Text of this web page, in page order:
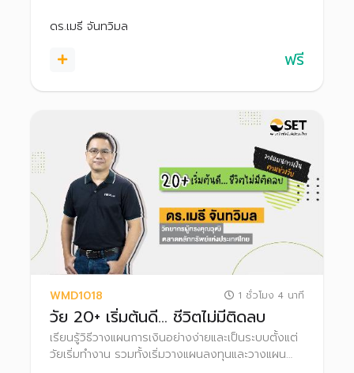
ดร.เมธี จันทวิมล
ฟรี
WMD1018 1 ชั่วโมง 4 นาที
วัย 20+ เริ่มต้นดี… ชีวิตไม่มีติดลบ
เรียนรู้วิธีวางแผนการเงินอย่างง่ายและเป็นระบบตั้งแต่
วัยเริ่มทำงาน รวมทั้งเริ่มวางแผนลงทุนและวางแผน